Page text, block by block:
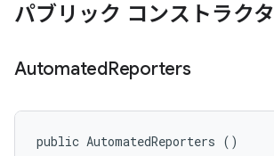
パブリック コンストラクタ
AutomatedReporters
public AutomatedReporters ()